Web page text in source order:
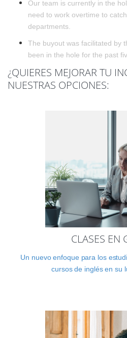
Our team is currently in the
need to work overtime to
departments.
The buyout was facilitated by
been in the hole for the past
¿QUIERES MEJORAR TU
NUESTRAS OPCIONES:
CLASES EN
Un nuevo enfoque para los
cursos de inglés en su